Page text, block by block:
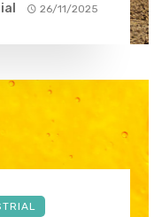
26/11/2025